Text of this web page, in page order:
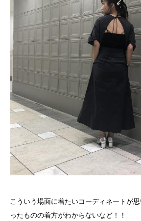
こういう場面に着たいコーディネートが
ったものの着方がわからないなど！！